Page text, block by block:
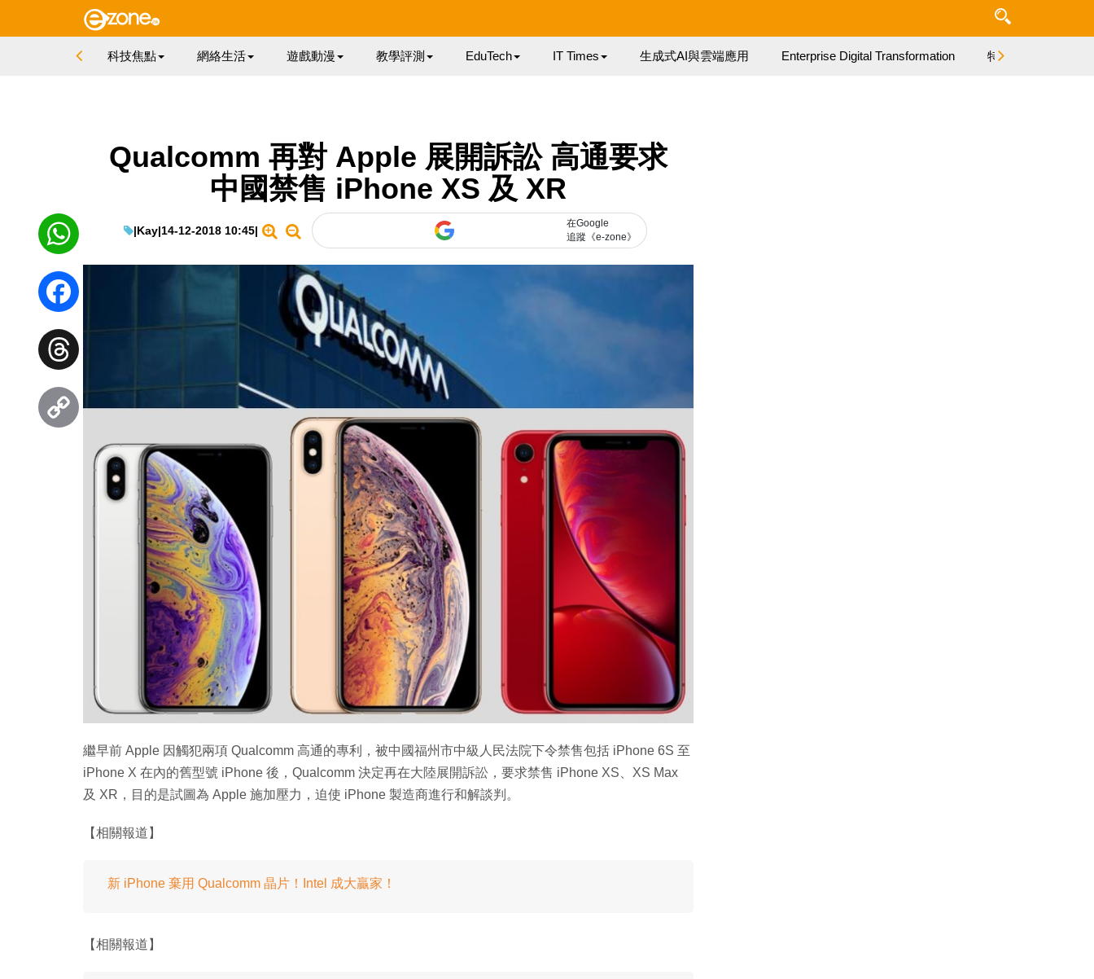
科技焦點 網絡生活 遊戲動漫 教學評測 EduTech IT Times 生成式AI與雲端應用 Enterprise Digital Transformation 特集
Qualcomm 再對 Apple 展開訴訟 高通要求
中國禁售 iPhone XS 及 XR
|Kay|14-12-2018 10:45|
在Google
追蹤《e-zone》
繼早前 Apple 因觸犯兩項 Qualcomm 高通的專利，被中國福州市中級人民法院下令禁售包括 iPhone 6S 至
iPhone X 在內的舊型號 iPhone 後，Qualcomm 決定再在大陸展開訴訟，要求禁售 iPhone XS、XS Max
及 XR，目的是試圖為 Apple 施加壓力，迫使 iPhone 製造商進行和解談判。
【相關報道】
新 iPhone 棄用 Qualcomm 晶片！Intel 成大贏家！
【相關報道】
WhatsApp
Facebook
Threads